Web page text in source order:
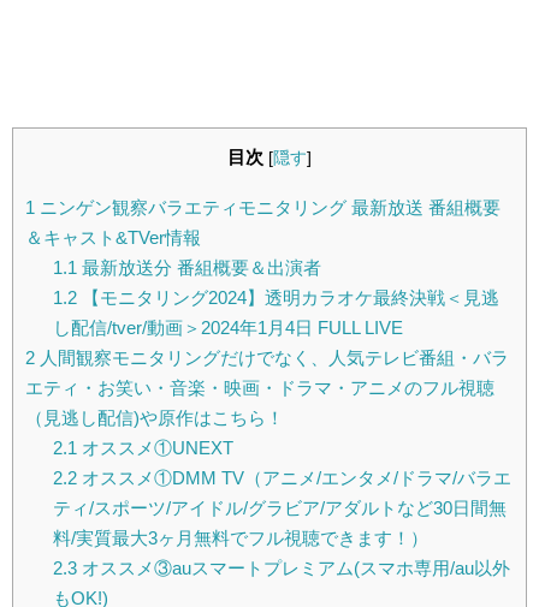
目次 [隠す]
1 ニンゲン観察バラエティモニタリング 最新放送 番組概要
＆キャスト&TVer情報
1.1 最新放送分 番組概要＆出演者
1.2【モニタリング2024】透明カラオケ最終決戦＜見逃
し配信/tver/動画＞2024年1月4日 FULL LIVE
2 人間観察モニタリングだけでなく、人気テレビ番組・バラ
エティ・お笑い・音楽・映画・ドラマ・アニメのフル視聴
（見逃し配信)や原作はこちら！
2.1 オススメ①UNEXT
2.2オススメ①DMM TV（アニメ/エンタメ/ドラマ/バラエ
ティ/スポーツ/アイドル/グラビア/アダルトなど30日間無
料/実質最大3ヶ月無料でフル視聴できます！）
2.3オススメ③auスマートプレミアム(スマホ専用/au以外
もOK!)